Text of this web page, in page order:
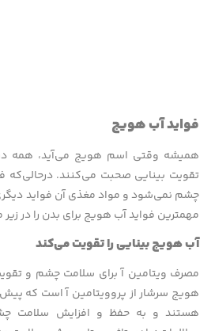
فواید آب هویج
همیشه وقتی اسم هویج می‌آید، همه
تقویت بینایی صحبت می‌کنند.
چشم نمی‌شود و مواد مغذی آن فواید
مهمترین فواید آب هویج برای بدن را در زیر
آب هویج بینایی را تقویت می‌کند
مصرف ویتامین آ برای سلامت چشم و
هستند و به حفظ و افزایش سلامت